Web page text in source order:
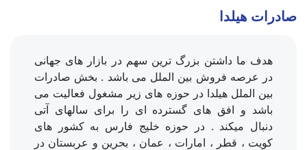
صادرات هیلدا
هدف ما داشتن بزرگ ترین سهم در بازار های جهانی
در عرصه فروش بین الملل می باشد . بخش صادرات
بین الملل هیلدا در حوزه های زیر مشغول فعالیت می
باشد و افق های گسترده ای را برای سالهای آتی
دنبال میکند . در حوزه خلیج فارس به کشور های
کویت ، قطر ، امارات ، عمان ، بحرین و عربستان در